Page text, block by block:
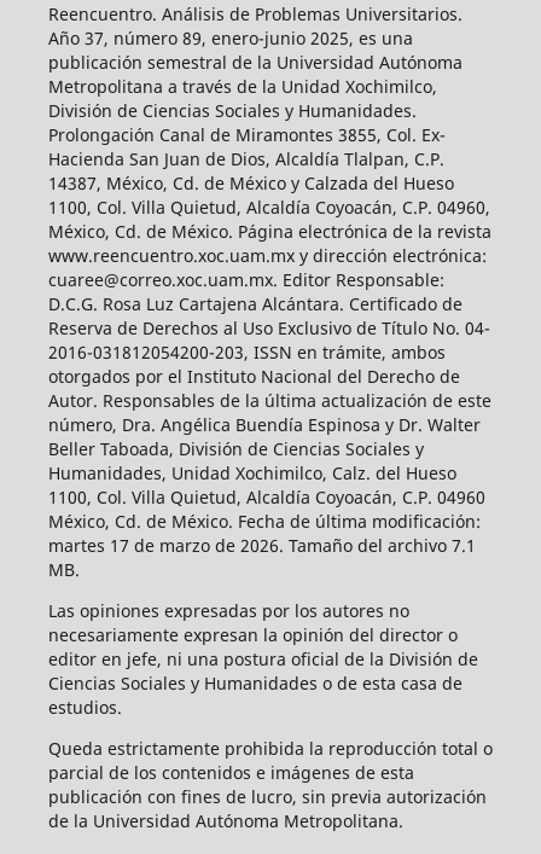
Reencuentro. Análisis de Problemas Universitarios.
Año 37, número 89, enero-junio 2025, es una
publicación semestral de la Universidad Autónoma
Metropolitana a través de la Unidad Xochimilco,
División de Ciencias Sociales y Humanidades.
Prolongación Canal de Miramontes 3855, Col. Ex-
Hacienda San Juan de Dios, Alcaldía Tlalpan, C.P.
14387, México, Cd. de México y Calzada del Hueso
1100, Col. Villa Quietud, Alcaldía Coyoacán, C.P. 04960,
México, Cd. de México. Página electrónica de la revista
www.reencuentro.xoc.uam.mx y dirección electrónica:
cuaree@correo.xoc.uam.mx. Editor Responsable:
D.C.G. Rosa Luz Cartajena Alcántara. Certificado de
Reserva de Derechos al Uso Exclusivo de Título No. 04-
2016-031812054200-203, ISSN en trámite, ambos
otorgados por el Instituto Nacional del Derecho de
Autor. Responsables de la última actualización de este
número, Dra. Angélica Buendía Espinosa y Dr. Walter
Beller Taboada, División de Ciencias Sociales y
Humanidades, Unidad Xochimilco, Calz. del Hueso
1100, Col. Villa Quietud, Alcaldía Coyoacán, C.P. 04960
México, Cd. de México. Fecha de última modificación:
martes 17 de marzo de 2026. Tamaño del archivo 7.1
MB.
Las opiniones expresadas por los autores no
necesariamente expresan la opinión del director o
editor en jefe, ni una postura oficial de la División de
Ciencias Sociales y Humanidades o de esta casa de
estudios.
Queda estrictamente prohibida la reproducción total o
parcial de los contenidos e imágenes de esta
publicación con fines de lucro, sin previa autorización
de la Universidad Autónoma Metropolitana.